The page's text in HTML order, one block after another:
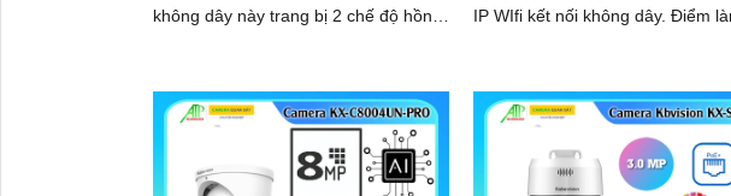
không dây này trang bị 2 chế độ hồng
gọn cho ra gốc nhìn rộng đáng để
IP WIfi kết nối không dây. Điểm làm
giám sát ban đêm